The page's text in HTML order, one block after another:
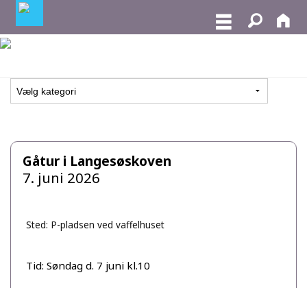
Gåtur i Langesøskoven
7. juni 2026
Sted: P-pladsen ved vaffelhuset
Tid: Søndag d. 7 juni kl.10